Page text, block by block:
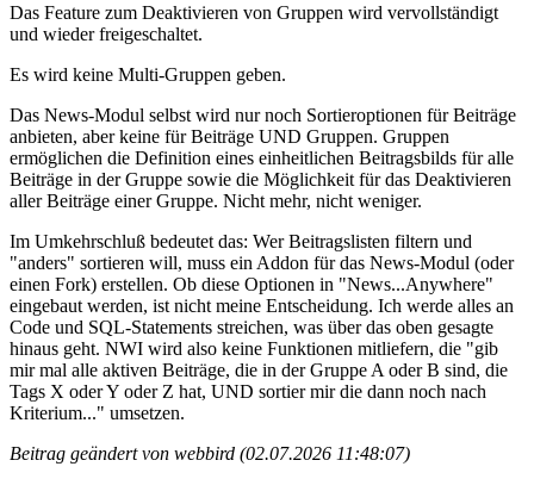
Das Feature zum Deaktivieren von Gruppen wird vervollständigt
und wieder freigeschaltet.
Es wird keine Multi-Gruppen geben.
Das News-Modul selbst wird nur noch Sortieroptionen für Beiträge
anbieten, aber keine für Beiträge UND Gruppen. Gruppen
ermöglichen die Definition eines einheitlichen Beitragsbilds für alle
Beiträge in der Gruppe sowie die Möglichkeit für das Deaktivieren
aller Beiträge einer Gruppe. Nicht mehr, nicht weniger.
Im Umkehrschluß bedeutet das: Wer Beitragslisten filtern und
"anders" sortieren will, muss ein Addon für das News-Modul (oder
einen Fork) erstellen. Ob diese Optionen in "News...Anywhere"
eingebaut werden, ist nicht meine Entscheidung. Ich werde alles an
Code und SQL-Statements streichen, was über das oben gesagte
hinaus geht. NWI wird also keine Funktionen mitliefern, die "gib
mir mal alle aktiven Beiträge, die in der Gruppe A oder B sind, die
Tags X oder Y oder Z hat, UND sortier mir die dann noch nach
Kriterium..." umsetzen.
Beitrag geändert von webbird (02.07.2026 11:48:07)